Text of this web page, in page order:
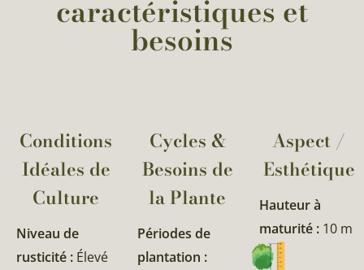
caractéristiques et
besoins
Conditions
Idéales de
Culture
Niveau de
rusticité : Élevé
Cycles &
Besoins de
la Plante​
Périodes de
plantation :
Aspect /
Esthétique
Hauteur à
maturité : 10 m